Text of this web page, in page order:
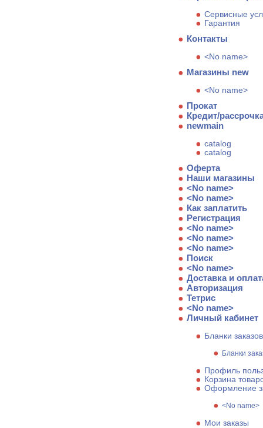
Сервисные
Гарантия
Контакты
<No name>
Магазины new
<No name>
Прокат
Кредит/
newmain
catalog
catalog
Оферта
Наши магазины
<No name>
<No name>
Как заплатить
Регистрация
<No name>
<No name>
<No name>
Поиск
<No name>
Доставка и
Авторизация
Тетрис
<No name>
Личный кабинет
Бланки заказов
Бланки
Профиль
Корзина
Оформление
<No name>
Мои заказы